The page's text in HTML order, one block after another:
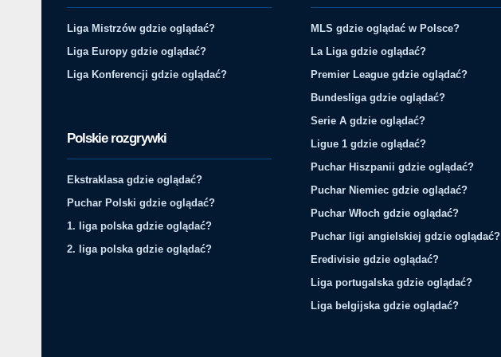
Liga Mistrzów gdzie oglądać?
Liga Europy gdzie oglądać?
Liga Konferencji gdzie oglądać?
Polskie rozgrywki
Ekstraklasa gdzie oglądać?
Puchar Polski gdzie oglądać?
1. liga polska gdzie oglądać?
2. liga polska gdzie oglądać?
MLS gdzie oglądać w Polsce?
La Liga gdzie oglądać?
Premier League gdzie oglądać?
Bundesliga gdzie oglądać?
Serie A gdzie oglądać?
Ligue 1 gdzie oglądać?
Puchar Hiszpanii gdzie oglądać?
Puchar Niemiec gdzie oglądać?
Puchar Włoch gdzie oglądać?
Puchar ligi angielskiej gdzie oglądać?
Eredivisie gdzie oglądać?
Liga portugalska gdzie oglądać?
Liga belgijska gdzie oglądać?